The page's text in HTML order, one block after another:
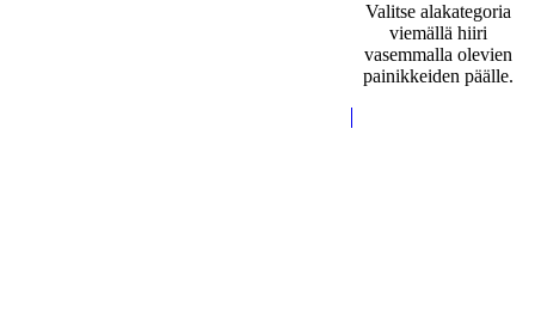
Valitse alakategoria
viemällä hiiri
vasemmalla olevien
painikkeiden päälle.